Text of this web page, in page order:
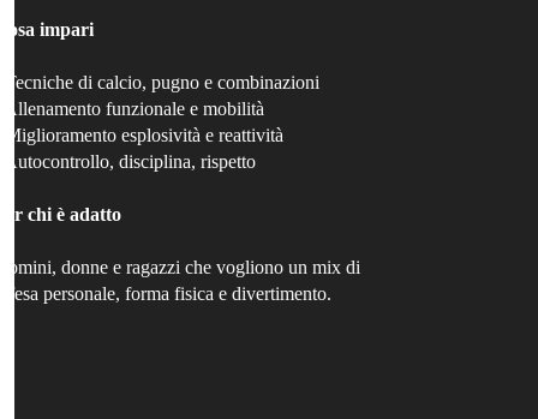
impari
Tecniche di calcio, pugno e combinazioni
Allenamento funzionale e mobilità
Miglioramento esplosività e reattività
Autocontrollo, disciplina, rispetto
chi è adatto
donne e ragazzi che vogliono un mix di
personale, forma fisica e divertimento.